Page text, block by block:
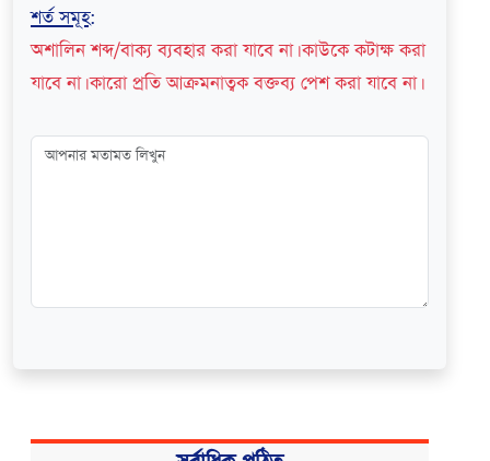
শর্ত সমূহ:
অশালিন শব্দ/বাক্য ব্যবহার করা যাবে না। কাউকে কটাক্ষ করা
যাবে না। কারো প্রতি আক্রমনাত্বক বক্তব্য পেশ করা যাবে না।